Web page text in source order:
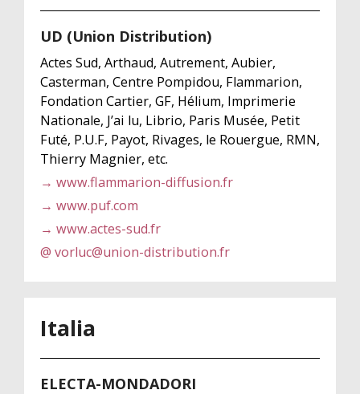
UD (Union Distribution)
Actes Sud, Arthaud, Autrement, Aubier,
Casterman, Centre Pompidou, Flammarion,
Fondation Cartier, GF, Hélium, Imprimerie
Nationale, J’ai lu, Librio, Paris Musée, Petit
Futé, P.U.F, Payot, Rivages, le Rouergue, RMN,
Thierry Magnier, etc.
→ www.flammarion-diffusion.fr
→ www.puf.com
→ www.actes-sud.fr
@ vorluc@union-distribution.fr
Italia
ELECTA-MONDADORI